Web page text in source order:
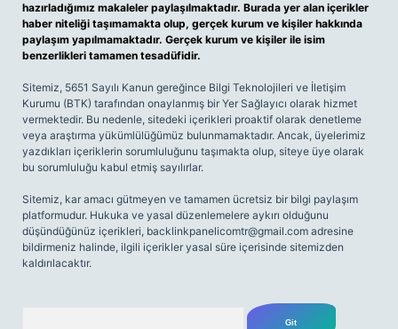
hazırladığımız makaleler paylaşılmaktadır. Burada yer alan içerikler
haber niteliği taşımamakta olup, gerçek kurum ve kişiler hakkında
paylaşım yapılmamaktadır. Gerçek kurum ve kişiler ile isim
benzerlikleri tamamen tesadüfidir.
Sitemiz, 5651 Sayılı Kanun gereğince Bilgi Teknolojileri ve İletişim
Kurumu (BTK) tarafından onaylanmış bir Yer Sağlayıcı olarak hizmet
vermektedir. Bu nedenle, sitedeki içerikleri proaktif olarak denetleme
veya araştırma yükümlülüğümüz bulunmamaktadır. Ancak, üyelerimiz
yazdıkları içeriklerin sorumluluğunu taşımakta olup, siteye üye olarak
bu sorumluluğu kabul etmiş sayılırlar.
Sitemiz, kar amacı gütmeyen ve tamamen ücretsiz bir bilgi paylaşım
platformudur. Hukuka ve yasal düzenlemelere aykırı olduğunu
düşündüğünüz içerikleri, backlinkpanelicomtr@gmail.com adresine
bildirmeniz halinde, ilgili içerikler yasal süre içerisinde sitemizden
kaldırılacaktır.